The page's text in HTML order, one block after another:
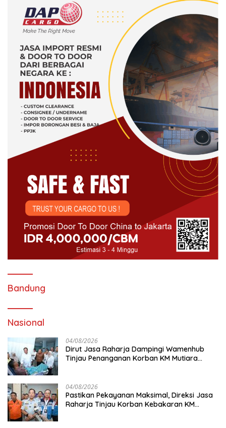
Bandung
Nasional
04/08/2026
Dirut Jasa Raharja Dampingi Wamenhub
Tinjau Penanganan Korban KM Mutiara
04/08/2026
Pastikan Pekayanan Maksimal, Direksi Jasa
Raharja Tinjau Korban Kebakaran KM